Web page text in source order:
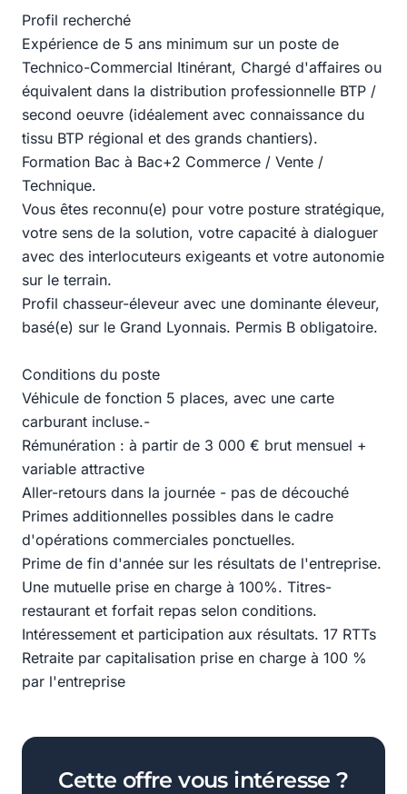
Profil recherché
Expérience de 5 ans minimum sur un poste de
Technico-Commercial Itinérant, Chargé d'affaires ou
équivalent dans la distribution professionnelle BTP /
second oeuvre (idéalement avec connaissance du
tissu BTP régional et des grands chantiers).
Formation Bac à Bac+2 Commerce / Vente /
Technique.
Vous êtes reconnu(e) pour votre posture stratégique,
votre sens de la solution, votre capacité à dialoguer
avec des interlocuteurs exigeants et votre autonomie
sur le terrain.
Profil chasseur-éleveur avec une dominante éleveur,
basé(e) sur le Grand Lyonnais. Permis B obligatoire.
Conditions du poste
Véhicule de fonction 5 places, avec une carte
carburant incluse.-
Rémunération : à partir de 3 000 € brut mensuel +
variable attractive
Aller-retours dans la journée - pas de découché
Primes additionnelles possibles dans le cadre
d'opérations commerciales ponctuelles.
Prime de fin d'année sur les résultats de l'entreprise.
Une mutuelle prise en charge à 100%. Titres-
restaurant et forfait repas selon conditions.
Intéressement et participation aux résultats. 17 RTTs
Retraite par capitalisation prise en charge à 100 %
par l'entreprise
Cette offre vous intéresse ?